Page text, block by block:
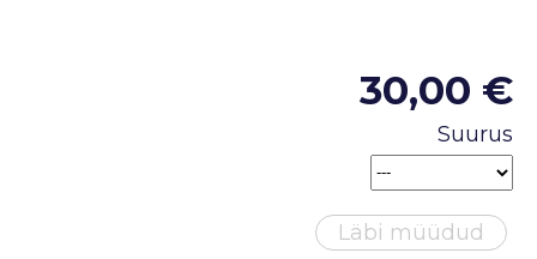
30,00 €
Suurus
Läbi müüdud